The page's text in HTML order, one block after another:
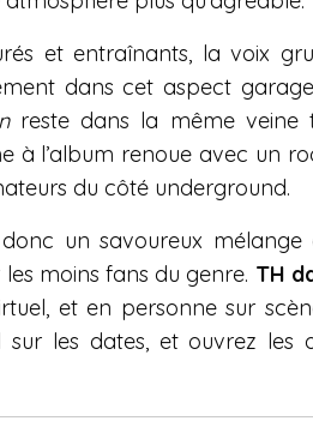
et entraînants, la voix
dans cet aspect
reste dans la même veine
à l’album renoue avec un
du côté underground.
un savoureux mélange
moins fans du genre. TH
et en personne sur
sur les dates, et ouvrez les